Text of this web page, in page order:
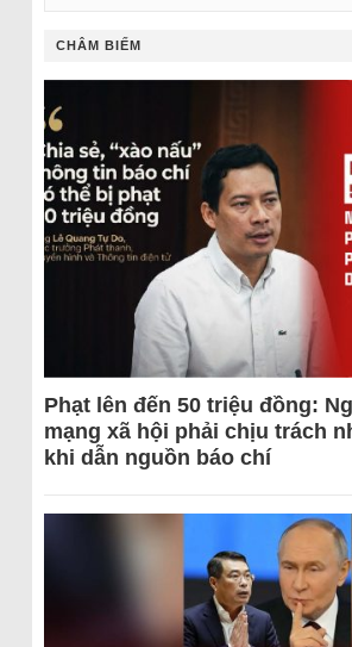
CHÂM BIẾM
Phạt lên đến 50 triệu đồng:
mạng xã hội phải chịu trách
khi dẫn nguồn báo chí